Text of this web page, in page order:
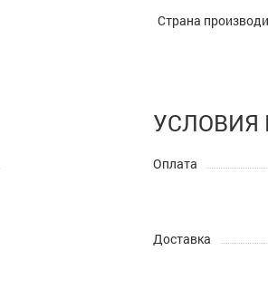
Страна
УСЛОВИЯ
Оплата
Доставка